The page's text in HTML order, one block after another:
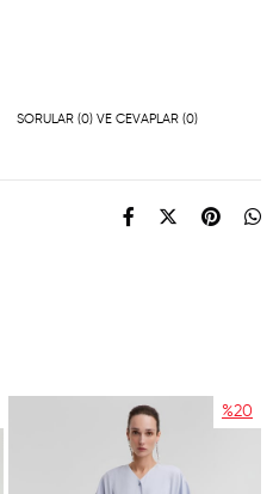
SORULAR (0) VE CEVAPLAR (0)
%20